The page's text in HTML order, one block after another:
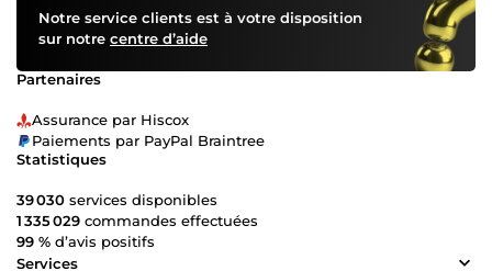
Notre service clients est à votre disposition
sur notre centre d’aide
Partenaires
Assurance par Hiscox
Paiements par PayPal Braintree
Statistiques
39 030 services disponibles
1 335 029 commandes effectuées
99 % d’avis positifs
Services